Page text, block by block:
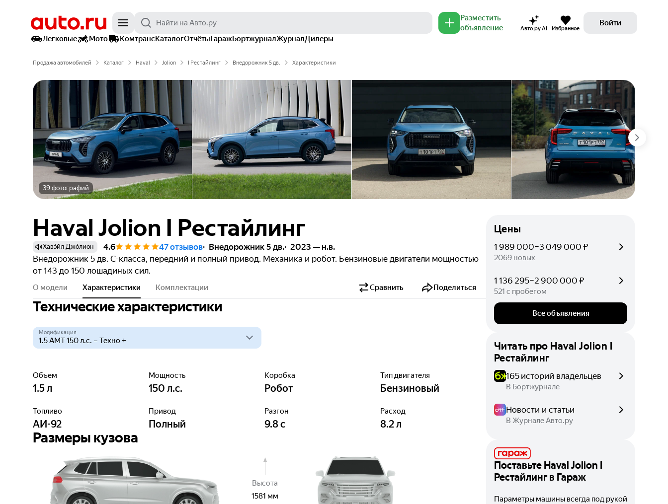
Разместить
объявление
Авто.ру AI Избранное
Войти
Легковые
Мото КомтрансКаталогОтчётыГаражБортжурналЖурналДилеры
Продажа автомобилей Каталог Haval Jolion I Рестайлинг Внедорожник 5 дв. Характеристики
39 фотографий
Haval Jolion I Рестайлинг
Хавэ́йл Джо́лион 4.6 47 отзывов Внедорожник 5 дв. 2023 — н.в.
Внедорожник 5 дв. C-класса, передний и полный привод. Механика и робот. Бензиновые двигатели мощностью
от 143 до 150 лошадиных сил.
О модели Характеристики Комплектации Сравнить Поделиться
Технические характеристики
Модификация
Объем
1.5л
Мощность
150 л.с.
Коробка
Робот
Тип двигателя
Бензиновый
Топливо
АИ-92
Привод
Полный
Разгон
9.8с
Расход
8.2л
Размеры кузова
Высота
1581 мм
Цены
1 989 000–3 049 000 ₽
2069 новых
1 136 295–2 900 000 ₽
521 с пробегом
Все объявления
Читать про Haval Jolion I
Рестайлинг
165 историй владельцев
В Бортжурнале
Новости и статьи
В Журнале Авто.ру
Поставьте Haval Jolion I
Рестайлингв Гараж
Параметры машины всегда под рукой